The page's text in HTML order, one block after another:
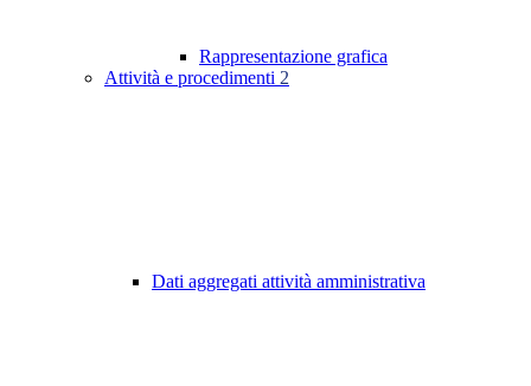
Rappresentazione grafica
Attività e procedimenti 2
Dati aggregati attività amministrativa